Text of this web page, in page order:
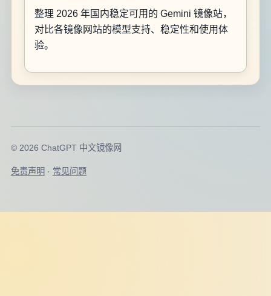
整理 2026 年国内稳定可用的 Gemini 镜像站，
对比各镜像网站的模型支持、稳定性和使用体
验。
© 2026 ChatGPT 中文镜像网
免责声明 · 常见问题